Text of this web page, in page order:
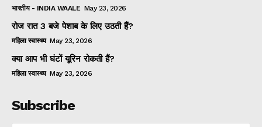
भारतीय - INDIA WAALE May 23, 2026
रोज रात 3 बजे पेशाब के लिए उठती हैं?
महिला स्वास्थ्य May 23, 2026
क्या आप भी घंटों यूरिन रोकती हैं?
महिला स्वास्थ्य May 23, 2026
Subscribe